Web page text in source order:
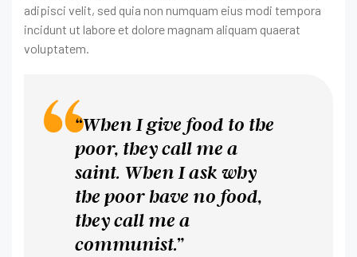
adipisci velit, sed quia non numquam eius modi tempora
incidunt ut labore et dolore magnam aliquam quaerat
voluptatem.
“When I give food to the
poor, they call me a
saint. When I ask why
the poor have no food,
they call me a
communist.”